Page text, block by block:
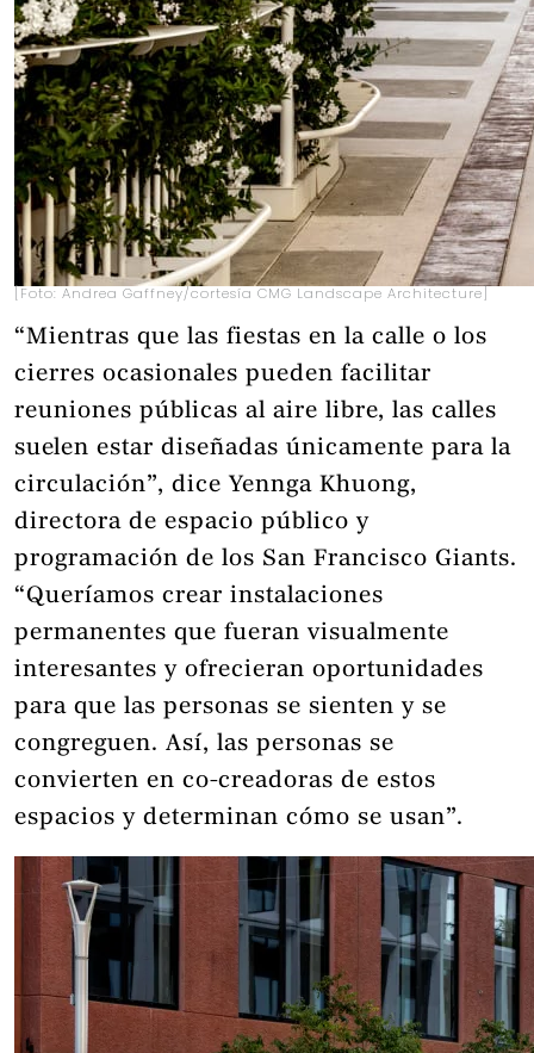
[Foto: Andrea Gaffney/cortesía CMG Landscape Architecture]
“Mientras que las fiestas en la calle o los
cierres ocasionales pueden facilitar
reuniones públicas al aire libre, las calles
suelen estar diseñadas únicamente para la
circulación”, dice Yennga Khuong,
directora de espacio público y
programación de los San Francisco Giants.
“Queríamos crear instalaciones
permanentes que fueran visualmente
interesantes y ofrecieran oportunidades
para que las personas se sienten y se
congreguen. Así, las personas se
convierten en co-creadoras de estos
espacios y determinan cómo se usan”.